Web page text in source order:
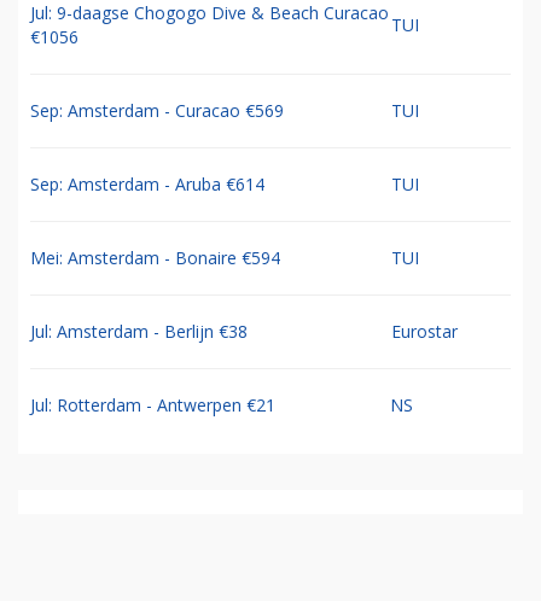
Jul: 9-daagse Chogogo Dive & Beach Curacao
€1056
TUI
Sep: Amsterdam - Curacao €569 TUI
Sep: Amsterdam - Aruba €614 TUI
Mei: Amsterdam - Bonaire €594 TUI
Jul: Amsterdam - Berlijn €38 Eurostar
Jul: Rotterdam - Antwerpen €21 NS